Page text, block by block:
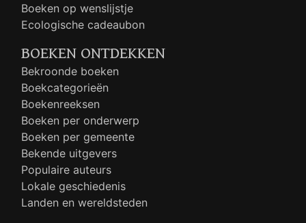
Boeken op wenslijstje
Ecologische cadeaubon
BOEKEN ONTDEKKEN
Bekroonde boeken
Boekcategorieën
Boekenreeksen
Boeken per onderwerp
Boeken per gemeente
Bekende uitgevers
Populaire auteurs
Lokale geschiedenis
Landen en wereldsteden